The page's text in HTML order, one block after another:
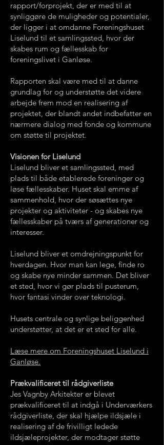
rapport/forprojekt, der er med til at
synliggøre de muligheder og potentialer,
der ligger i at omdanne Foreningshuset
Liselund til et samlingssted, hvor der
skabes rum og fællesskab for
foreningslivet i Ganløse.
Rapporten skal være med til at danne
grundlag for og understøtte det videre
arbejde frem mod en realisering af
projektet, der blandt andet indbefatter en
nærmere dialog med fonde og kommune
om støtte til projektet.
Visionen for Liselund
Liselund bliver et samlingssted, med
plads til både etablerede foreninger og
løse fællesskaber. Huset skal emme af
sammenhold, hvor der søsættes nye
projekter og aktiviteter - og skabes nye
fællesskaber på tværs af generationer og
interesser.
Liselund bliver et omdrejningspunkt for
hverdagen. Hvor man kan lege, finde ro
og skabe nye minder sammen. Det bliver
et sted, hvor vi gør plads til pusterum,
hvor fantasi vinder over teknologi.
Husets centrale og synlige beliggenhed
understøtter, at det er et sted for alle.
Læse mere om Foreningshuset Liselund i
Ganløse.
Prækvalificeret til rådgiverliste
Jes Vagnby Arkitekter er blevet
prækvalificeret til at indgå i Underværkers
rådgiverliste, der skal hjælpe ildsjæle i
realisering af de frivilligt ledede
ildsjæleprojekter, der modtager støtte